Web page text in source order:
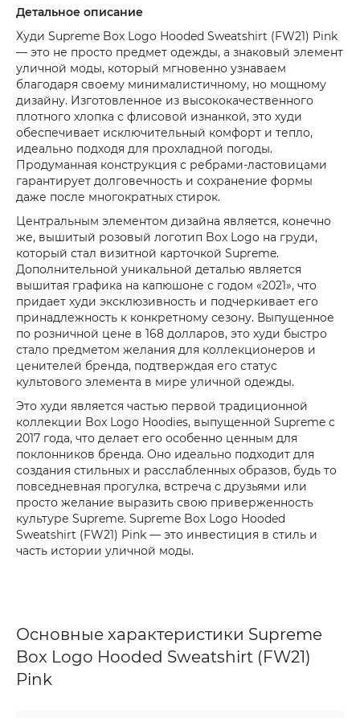
Детальное описание
Худи Supreme Box Logo Hooded Sweatshirt (FW21) Pink
— это не просто предмет одежды, а знаковый элемент
уличной моды, который мгновенно узнаваем
благодаря своему минималистичному, но мощному
дизайну. Изготовленное из высококачественного
плотного хлопка с флисовой изнанкой, это худи
обеспечивает исключительный комфорт и тепло,
идеально подходя для прохладной погоды.
Продуманная конструкция с ребрами-ластовицами
гарантирует долговечность и сохранение формы
даже после многократных стирок.
Центральным элементом дизайна является, конечно
же, вышитый розовый логотип Box Logo на груди,
который стал визитной карточкой Supreme.
Дополнительной уникальной деталью является
вышитая графика на капюшоне с годом «2021», что
придает худи эксклюзивность и подчеркивает его
принадлежность к конкретному сезону. Выпущенное
по розничной цене в 168 долларов, это худи быстро
стало предметом желания для коллекционеров и
ценителей бренда, подтверждая его статус
культового элемента в мире уличной одежды.
Это худи является частью первой традиционной
коллекции Box Logo Hoodies, выпущенной Supreme с
2017 года, что делает его особенно ценным для
поклонников бренда. Оно идеально подходит для
создания стильных и расслабленных образов, будь то
повседневная прогулка, встреча с друзьями или
просто желание выразить свою приверженность
культуре Supreme. Supreme Box Logo Hooded
Sweatshirt (FW21) Pink — это инвестиция в стиль и
часть истории уличной моды.
Основные характеристики Supreme
Box Logo Hooded Sweatshirt (FW21)
Pink